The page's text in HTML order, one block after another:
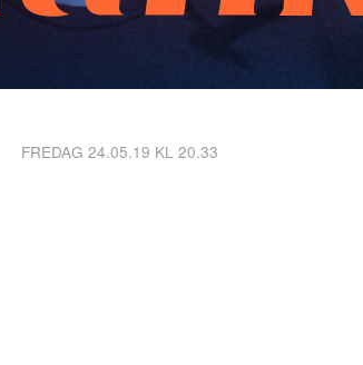
FREDAG 24.05.19 KL 20.33